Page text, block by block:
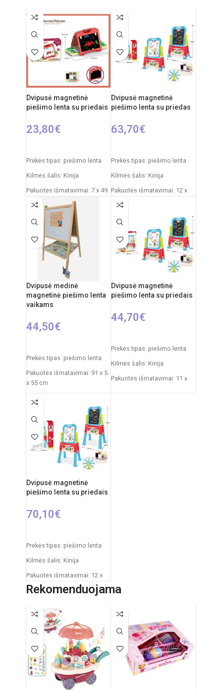
nuo 3 metų
Elementai: 3 x AA
(nepridedamos)
Dvipusė magnetinė
piešimo lenta su priedais
23,80€
Prekės tipas: piešimo lenta
Kilmės šalis: Kinija
Pakuotės išmatavimai: 7 x 49
x 35 cm
Produkto išmatavimai: 33,5 x
32 x 54,5 cm
Rekomenduojamas amžius:
nuo 3 metų
Dvipusė magnetinė
piešimo lenta su priedas
63,70€
Prekės tipas: piešimo lenta
Kilmės šalis: Kinija
Pakuotės išmatavimai: 12 x
53,5 x 61,5 cm
Produkto išmatavimai: 33 x
58 x 84 cm
Rekomenduojamas amžius:
nuo 3 metų
Dvipusė medinė
magnetinė piešimo lenta
vaikams
44,50€
Prekės tipas: piešimo lenta
Pakuotės išmatavimai: 91 x 5
x 55 cm
53 x 45 cm
Dvipusė magnetinė
piešimo lenta su priedais
44,70€
Prekės tipas: piešimo lenta
Kilmės šalis: Kinija
Pakuotės išmatavimai: 11 x
Dvipusė magnetinė
piešimo lenta su priedais
70,10€
Prekės tipas: piešimo lenta
Kilmės šalis: Kinija
Pakuotės išmatavimai: 12 x
53,5 x 76,5 cm
58 x 110 cm
Rekomenduojamas amžius:
nuo 3 metų
Rekomenduojama